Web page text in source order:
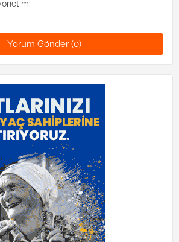
Yorum Gönder (0)